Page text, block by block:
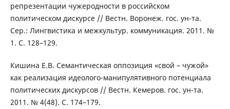
репрезентации чужеродности в российском
политическом дискурсе // Вестн. Воронеж. гос. ун-та.
Сер.: Лингвистика и межкультур. коммуникация. 2011. №
1. С. 128–129.
Кишина Е.В. Семантическая оппозиция «свой – чужой»
как реализация идеолого-манипулятивного потенциала
политических дискурсов // Вестн. Кемеров. гос. ун-та.
2011. № 4(48). С. 174–179.